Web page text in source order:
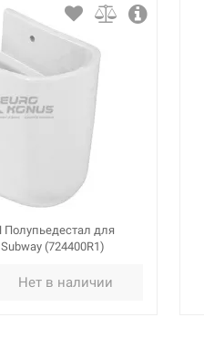
Полупьедестал для
(724400R1)
Нет в наличии